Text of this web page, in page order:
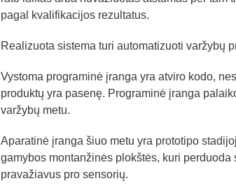
pagal kvalifikacijos rezultatus.
Realizuota sistema turi automatizuoti varžybų
Vystoma programinė įranga yra atviro kodo,
produktų yra pasenę. Programinė įranga
varžybų metu.
Aparatinė įranga šiuo metu yra prototipo
gamybos montanžinės plokštės, kuri
pravažiavus pro sensorių.